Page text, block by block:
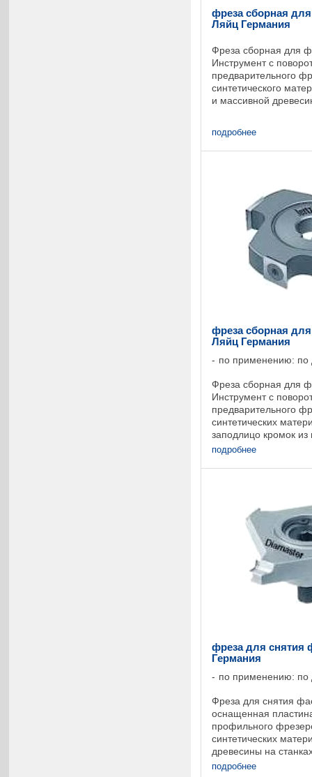
фреза сборная
Ляйц Германия
Фреза сборная для
Инструмент с
предварительного
синтетического
и массивной
подробнее
фреза сборная
Ляйц Германия
по применению: по
Фреза сборная для
Инструмент с
предварительного
синтетических
заподлицо кромок из
массивной
подробнее
фреза для снятия
Германия
по применению: по
Фреза для снятия
оснащенная
профильного
синтетических
древесины на
nmax. 12.000 об/
подробнее